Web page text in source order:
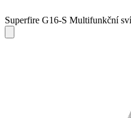
Superfire G16-S Multifunkční